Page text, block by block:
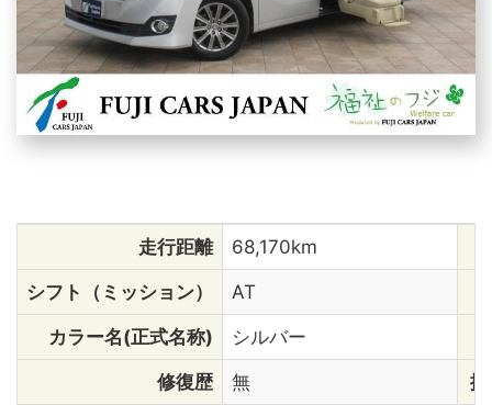
走行距離 68,170km
シフト（ミッション） AT
カラー名(正式名称) シルバー
修復歴 無